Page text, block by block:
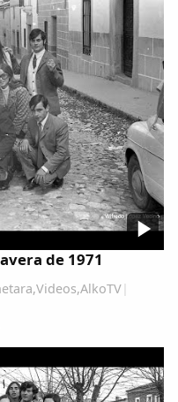
de 1971
,Videos,AlkoTV|